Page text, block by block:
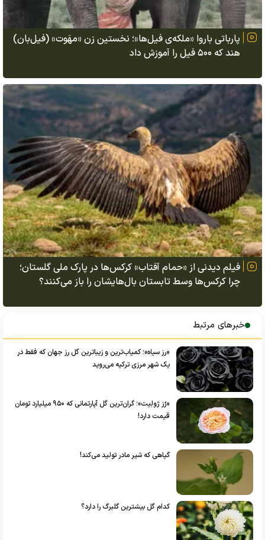
پارباتی باروا «ملکه‌ی فیل‌ها»؛ نخستین زن «مهَوت» (فیل‌بان)
هند که ۵۰۰ فیل را آموزش داد
فیلم دیدنی از «حمام آفتاب» کرکس‌ها در پارک ملی گلستان؛
چرا کرکس‌ها وسط تابستان بال‌هایشان را باز می‌کنند؟
خبرهای مرتبط
«رز سیاه»؛ کمیاب‌ترین و زیباترین گل رز جهان که فقط در
یک شهر مرزی ترکیه می‌روید
«رُز ژولِیت»؛ گران‌ترین گل آپارتمانی که ۹۵۰ میلیارد تومان
قیمت دارد!
گیاهی که شیر مادر تولید می‌کند!
کدام گل بیشترین گلبرگ را دارد؟